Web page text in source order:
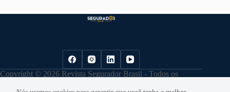
Copyright © 2026 Revista Segurador Brasil - Todos os